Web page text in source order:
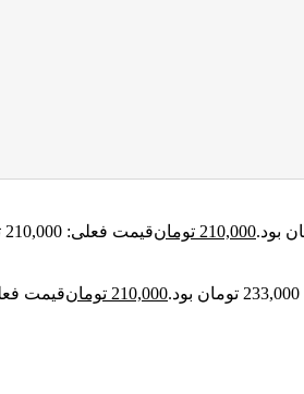
210,000 تومانقیمت فعلی: 210,000 تومان.
210,000 تومانقیمت فعلی: